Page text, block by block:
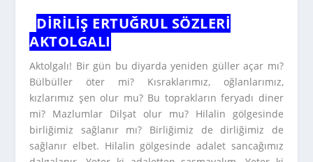
DIRILIŞ ERTUĞRUL SÖZLERI
AKTOLGALI
Aktolgalı! Bir gün bu diyarda yeniden güller açar mı?
Bülbüller öter mi? Kısraklarımız, oğlanlarımız,
kızlarımız şen olur mu? Bu toprakların feryadı diner
mi? Mazlumlar Dilşat olur mu? Hilalin gölgesinde
birliğimiz sağlanır mı? Birliğimiz de dirliğimiz de
sağlanır elbet. Hilalin gölgesinde adalet sancağımız